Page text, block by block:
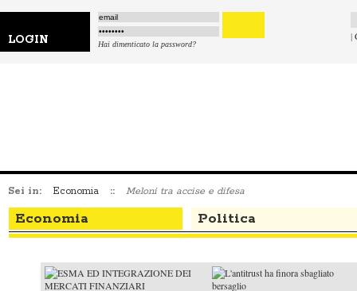
LOGIN Hai dimenticato la password?
|
Sei in: Economia :: Meloni tra accise e difesa
Economia Politica